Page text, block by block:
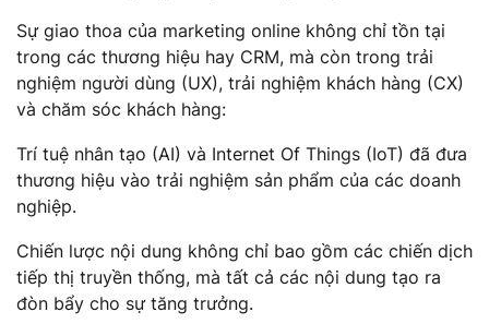
Sự giao thoa của marketing online không chỉ tồn tại
trong các thương hiệu hay CRM, mà còn trong trải
nghiệm người dùng (UX), trải nghiệm khách hàng (CX)
và chăm sóc khách hàng:
Trí tuệ nhân tạo (AI) và Internet Of Things (IoT) đã đưa
thương hiệu vào trải nghiệm sản phẩm của các doanh
nghiệp.
Chiến lược nội dung không chỉ bao gồm các chiến dịch
tiếp thị truyền thống, mà tất cả các nội dung tạo ra
đòn bẩy cho sự tăng trưởng.